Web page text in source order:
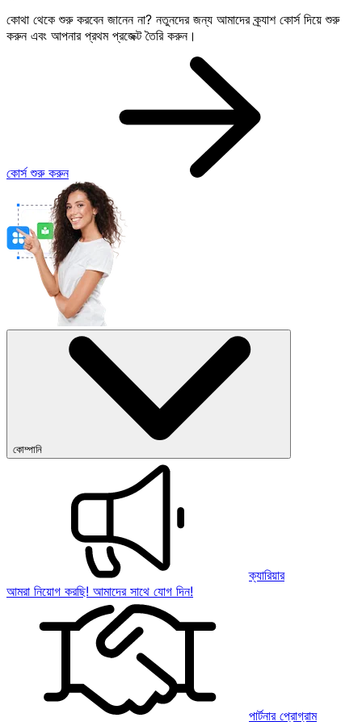
কোথা থেকে শুরু করবেন জানেন না? নতুনদের জন্য আমাদের ক্র্যাশ কোর্স দিয়ে শুরু
করুন এবং আপনার প্রথম প্রজেক্ট তৈরি করুন।
কোর্স শুরু করুন
কোম্পানি
ক্যারিয়ার
আমরা নিয়োগ করছি! আমাদের সাথে যোগ দিন!
পার্টনার প্রোগ্রাম